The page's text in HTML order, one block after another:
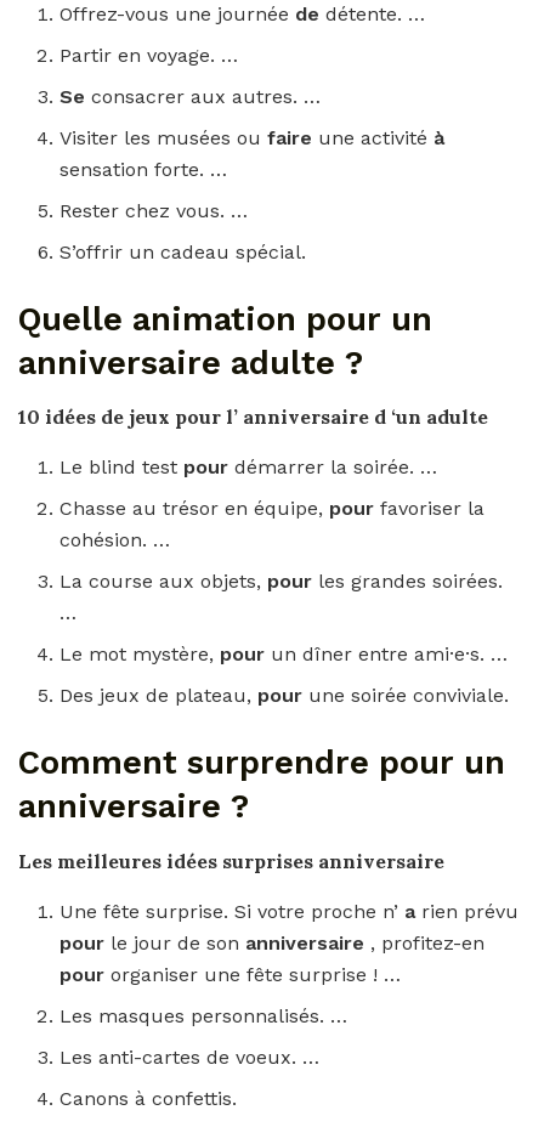
Offrez-vous une journée dedétente. …
Partir en voyage. …
Seconsacrer aux autres. …
Visiter les musées oufaire une activité à
sensation forte. …
Rester chez vous. …
S’offrir un cadeau spécial.
Quelle animation pour un
anniversaire adulte ?
10 idées de jeux pour l’ anniversaire d ‘un adulte
Le blind test pourdémarrer la soirée. …
Chasse au trésor en équipe, pourfavoriser la
cohésion. …
La course aux objets, pour les grandes soirées.
…
Le mot mystère, pour un dîner entre ami·e·s. …
Des jeux de plateau, pour une soirée conviviale.
Comment surprendre pour un
anniversaire ?
Les meilleures idées surprises anniversaire
Une fête surprise. Si votre proche n’ a rien prévu
pour le jour de son anniversaire , profitez-en
pourorganiser une fête surprise ! …
Les masques personnalisés. …
Les anti-cartes de voeux. …
Canons à confettis.